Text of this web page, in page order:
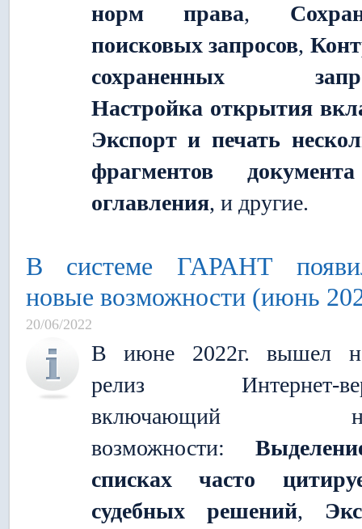
норм права,
поисковых запросов,
сохраненных
Настройка открытия
Экспорт и печать
фрагментов
оглавления, и другие.
В системе ГАРАНТ
новые возможности (июнь
20/06/2022
В июне 2022г. вышел
релиз Интернет-
включающий
возможности:
списках часто
судебных решений,